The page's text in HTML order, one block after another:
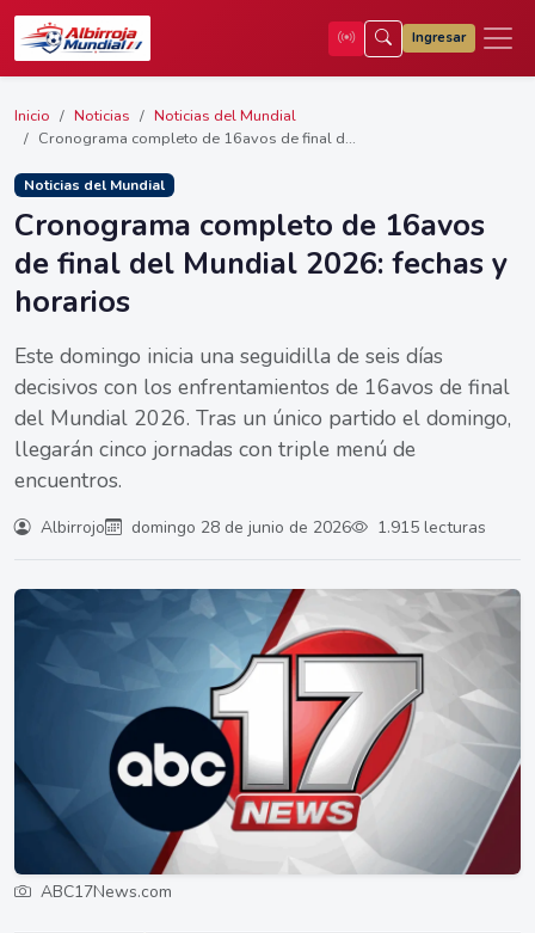
Ingresar
Inicio Noticias
Noticias del Mundial
Cronograma completo de 16avos de final d...
Noticias del Mundial
Cronograma completo de 16avos
de final del Mundial 2026: fechas y
horarios
Este domingo inicia una seguidilla de seis días
decisivos con los enfrentamientos de 16avos de final
del Mundial 2026. Tras un único partido el domingo,
llegarán cinco jornadas con triple menú de
encuentros.
Albirrojo domingo 28 de junio de 2026 1.915 lecturas
ABC17News.com